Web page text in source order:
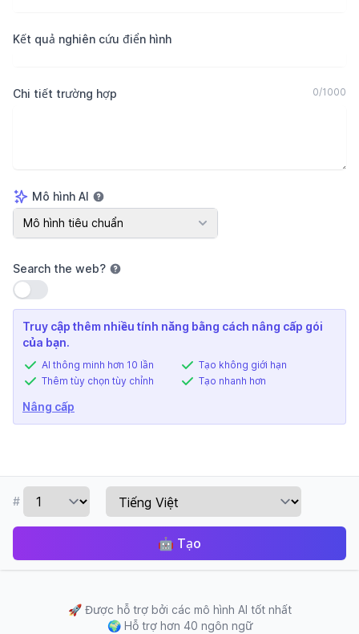
Kết quả nghiên cứu điển hình
Chi tiết trường hợp 0/1000
Mô hình AI
Mô hình AI
Mô hình tiêu chuẩn
Search the web?
Sử dụng cài đặt
Truy cập thêm nhiều tính năng bằng cách nâng cấp gói
của bạn.
AI thông minh hơn 10 lần
Thêm tùy chọn tùy chỉnh
Tạo không giới hạn
Tạo nhanh hơn
Nâng cấp
#
🤖 Tạo
🚀 Được hỗ trợ bởi các mô hình AI tốt nhất
🌍 Hỗ trợ hơn 40 ngôn ngữ